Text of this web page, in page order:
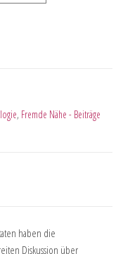
, Fremde Nähe - Beiträge
haben die
Diskussion über